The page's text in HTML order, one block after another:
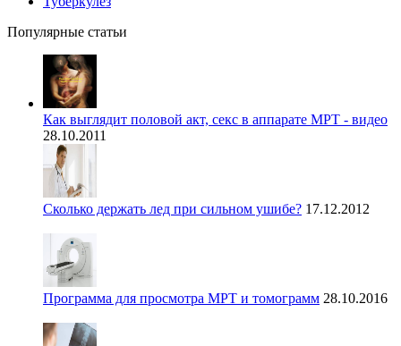
Популярные статьи
Как выглядит половой акт, секс в аппарате МРТ - видео
28.10.2011
Сколько держать лед при сильном ушибе? 17.12.2012
Программа для просмотра МРТ и томограмм 28.10.2016